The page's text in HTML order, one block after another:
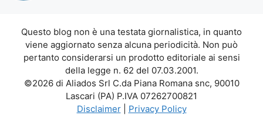
Questo blog non è una testata giornalistica, in quanto
viene aggiornato senza alcuna periodicità. Non può
pertanto considerarsi un prodotto editoriale ai sensi
della legge n. 62 del 07.03.2001.
©2026 di Aliados Srl C.da Piana Romana snc, 90010
Lascari (PA) P.IVA 07262700821
Disclaimer| Privacy Policy